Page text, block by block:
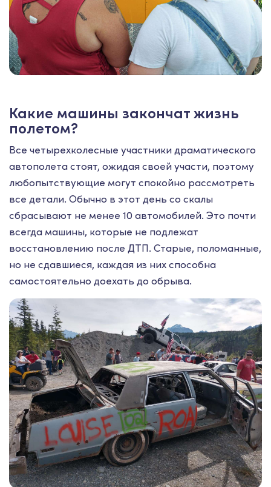
Какие машины закончат жизнь
полетом?
Все четырехколесные участники драматического
автополета стоят, ожидая своей участи, поэтому
любопытствующие могут спокойно рассмотреть
все детали. Обычно в этот день со скалы
сбрасывают не менее 10 автомобилей. Это почти
всегда машины, которые не подлежат
восстановлению после ДТП. Старые, поломанные,
но не сдавшиеся, каждая из них способна
самостоятельно доехать до обрыва.